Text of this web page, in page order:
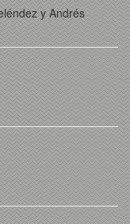
y Andrés